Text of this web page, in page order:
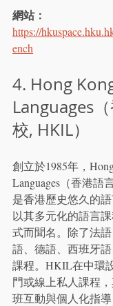
網站：
https://
ench
4. Hong
Languages
校, HKIL）
創立於1985年，
Languages（香港語
是香港歷史悠久的
以其多元化的語言
式而聞名。除了法
語、德語、西班牙
課程。HKIL在中環
門或線上私人課程
班互動與個人化指